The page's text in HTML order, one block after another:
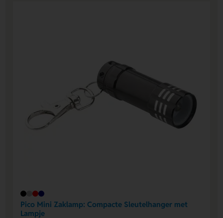
Pico Mini Zaklamp: Compacte Sleutelhanger met
Lampje